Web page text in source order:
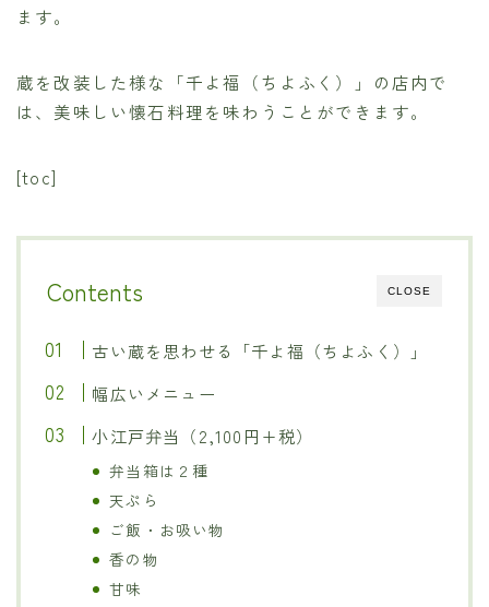
ます。
蔵を改装した様な「千よ福（ちよふく）」の店内で
は、美味しい懐石料理を味わうことができます。
[toc]
CLOSE
Contents
古い蔵を思わせる「千よ福（ちよふく）」
幅広いメニュー
小江戸弁当（2,100円+税）
弁当箱は２種
天ぷら
ご飯・お吸い物
香の物
甘味